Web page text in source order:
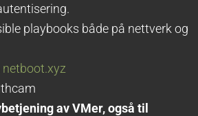
playbooks både på nettverk og
netboot.xyz
av VMer, også til